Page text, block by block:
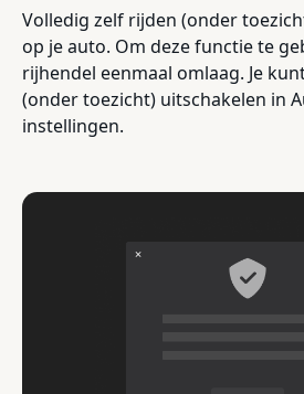
Volledig zelf rijden (onder
op je auto. Om deze functie te
rijhendel eenmaal omlaag. Je
(onder toezicht) uitschakelen in
instellingen.